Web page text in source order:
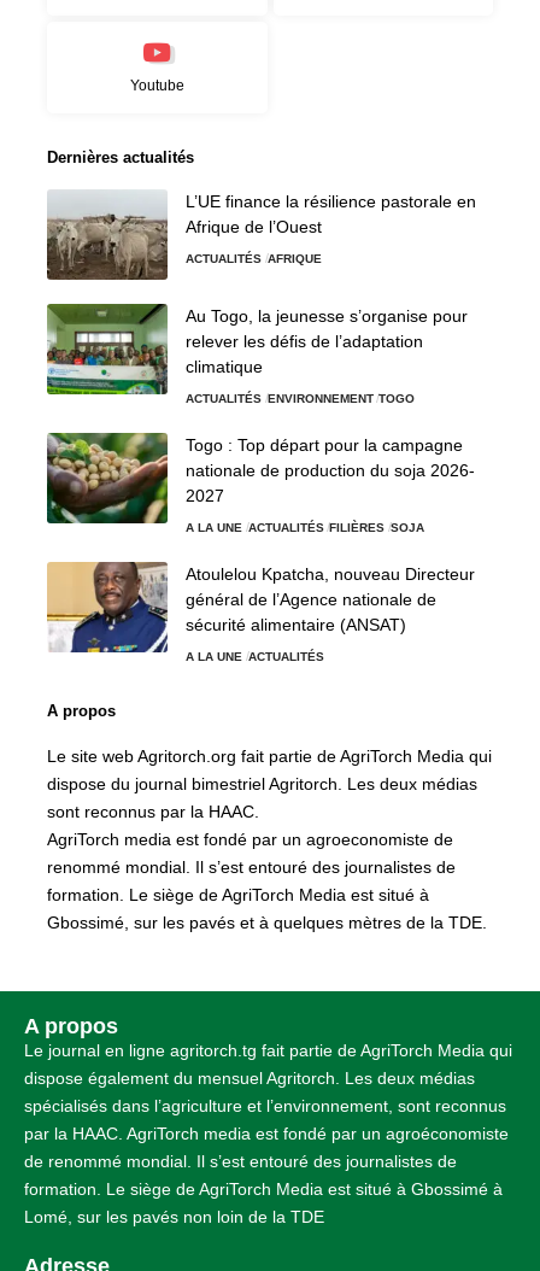
Youtube
Dernières actualités
L’UE finance la résilience pastorale en
Afrique de l’Ouest
ACTUALITÉS AFRIQUE
Au Togo, la jeunesse s’organise pour
relever les défis de l’adaptation
climatique
ACTUALITÉS ENVIRONNEMENT TOGO
Togo : Top départ pour la campagne
nationale de production du soja 2026-
2027
A LA UNE ACTUALITÉS FILIÈRES SOJA
Atoulelou Kpatcha, nouveau Directeur
général de l’Agence nationale de
sécurité alimentaire (ANSAT)
A LA UNE ACTUALITÉS
A propos
Le site web Agritorch.org fait partie de AgriTorch Media qui
dispose du journal bimestriel Agritorch. Les deux médias
sont reconnus par la HAAC.
AgriTorch media est fondé par un agroeconomiste de
renommé mondial. Il s’est entouré des journalistes de
formation. Le siège de AgriTorch Media est situé à
Gbossimé, sur les pavés et à quelques mètres de la TDE.
A propos
Le journal en ligne agritorch.tg fait partie de AgriTorch Media qui
dispose également du mensuel Agritorch. Les deux médias
spécialisés dans l’agriculture et l’environnement, sont reconnus
par la HAAC. AgriTorch media est fondé par un agroéconomiste
de renommé mondial. Il s’est entouré des journalistes de
formation. Le siège de AgriTorch Media est situé à Gbossimé à
Lomé, sur les pavés non loin de la TDE